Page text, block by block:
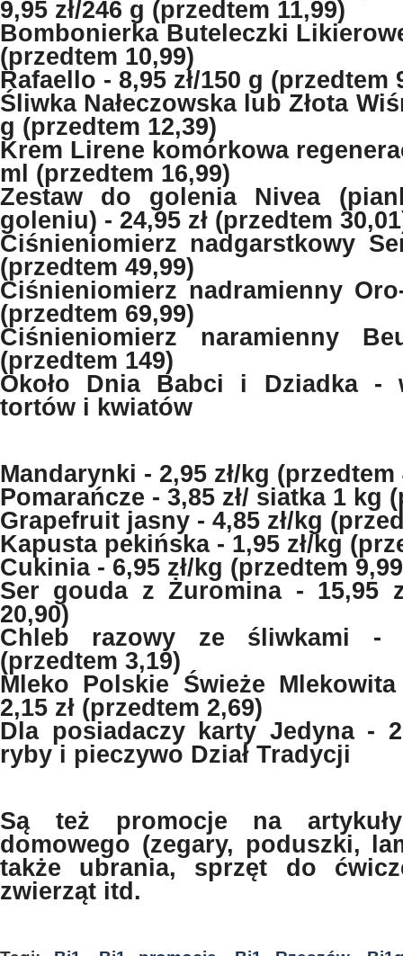
9,95 zł/246 g (przedtem 11,99)
Bombonierka Buteleczki
(przedtem 10,99)
Rafaello - 8,95 zł/150 g (przedtem
Śliwka Nałeczowska lub Złota
g (przedtem 12,39)
Krem Lirene komórkowa
ml (przedtem 16,99)
Zestaw do golenia Nivea
goleniu) - 24,95 zł (przedtem
Ciśnieniomierz nadgarstkowy
(przedtem 49,99)
Ciśnieniomierz nadramienny
(przedtem 69,99)
Ciśnieniomierz naramienny
(przedtem 149)
Około Dnia Babci i Dziadka -
tortów i kwiatów
Mandarynki - 2,95 zł/kg (przedtem
Pomarańcze - 3,85 zł/ siatka 1 kg
Grapefruit jasny - 4,85 zł/kg
Kapusta pekińska - 1,95 zł/kg
Cukinia - 6,95 zł/kg (przedtem
Ser gouda z Żuromina - 15,95
20,90)
Chleb razowy ze śliwkami -
(przedtem 3,19)
Mleko Polskie Świeże
2,15 zł (przedtem 2,69)
Dla posiadaczy karty Jedyna -
ryby i pieczywo Dział Tradycji
Są też promocje na artykuły
domowego (zegary, poduszki,
także ubrania, sprzęt do
zwierząt itd.